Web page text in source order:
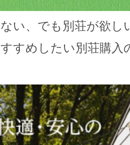
い、でも別荘が欲し
すめしたい別荘購入